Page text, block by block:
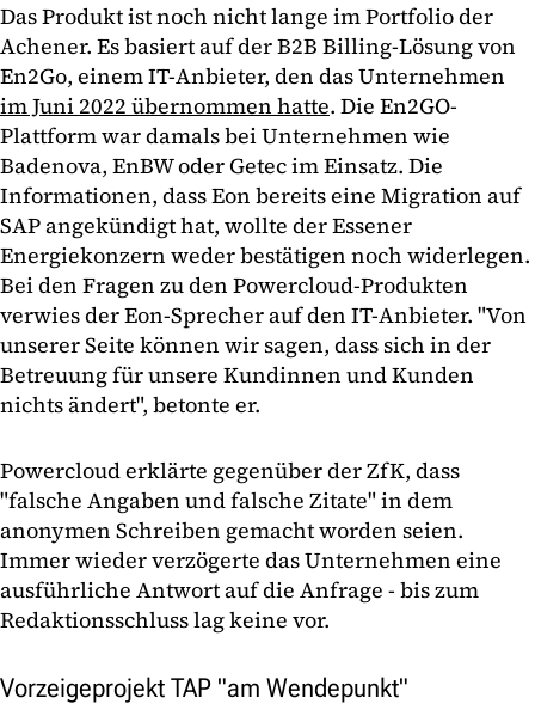
Das Produkt ist noch nicht lange im Portfolio der
Achener. Es basiert auf der B2B Billing-Lösung von
En2Go, einem IT-Anbieter, den das Unternehmen
im Juni 2022 übernommen hatte. Die En2GO-
Plattform war damals bei Unternehmen wie
Badenova, EnBW oder Getec im Einsatz. Die
Informationen, dass Eon bereits eine Migration auf
SAP angekündigt hat, wollte der Essener
Energiekonzern weder bestätigen noch widerlegen.
Bei den Fragen zu den Powercloud-Produkten
verwies der Eon-Sprecher auf den IT-Anbieter. "Von
unserer Seite können wir sagen, dass sich in der
Betreuung für unsere Kundinnen und Kunden
nichts ändert", betonte er.
Powercloud erklärte gegenüber der ZfK, dass
"falsche Angaben und falsche Zitate" in dem
anonymen Schreiben gemacht worden seien.
Immer wieder verzögerte das Unternehmen eine
ausführliche Antwort auf die Anfrage - bis zum
Redaktionsschluss lag keine vor.
Vorzeigeprojekt TAP "am Wendepunkt"